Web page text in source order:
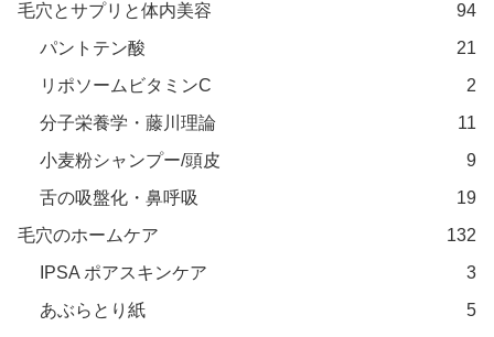
毛穴とサプリと体内美容
94
パントテン酸
21
リポソームビタミンC
2
分子栄養学・藤川理論
11
小麦粉シャンプー/頭皮
9
舌の吸盤化・鼻呼吸
19
毛穴のホームケア
132
IPSA ポアスキンケア
3
あぶらとり紙
5